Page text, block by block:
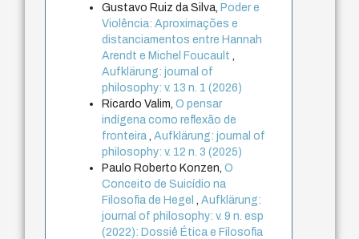
Gustavo Ruiz da Silva,Poder e
Violência: Aproximações e
distanciamentos entre Hannah
Arendt e Michel Foucault
Aufklärung: journal of
philosophy: v. 13 n. 1 (2026)
Ricardo Valim,O pensar
indígena como reflexão de
fronteira ,Aufklärung: journal of
philosophy: v. 12 n. 3 (2025)
Paulo Roberto Konzen,O
Conceito de Suicídio na
Filosofia de Hegel
,Aufklärung:
journal of philosophy: v. 9 n. esp
(2022): Dossiê Ética e Filosofia